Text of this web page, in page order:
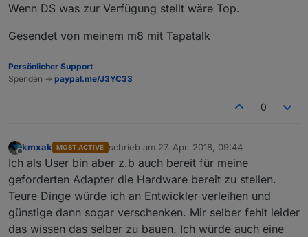
Wenn DS was zur Verfügung stellt wäre Top.
Gesendet von meinem m8 mit Tapatalk
Persönlicher Support
Spenden -> paypal.me/J3YC33
0
Offline
kmxak MOST ACTIVE schrieb am 27. Apr. 2018, 09:44
zuletzt editiert von
Ich als User bin aber z.b auch bereit für meine
geforderten Adapter die Hardware bereit zu stellen.
Teure Dinge würde ich an Entwickler verleihen und
günstige dann sogar verschenken. Mir selber fehlt leider
das wissen das selber zu bauen. Ich würde auch eine